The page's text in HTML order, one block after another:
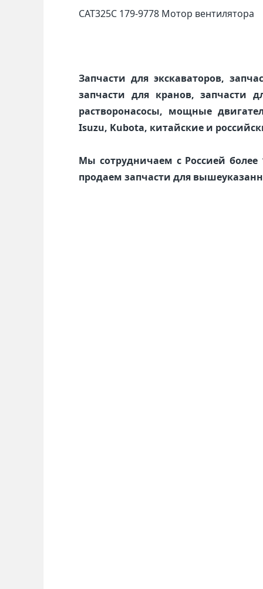
CAT325C 179-9778 Мотор вентилятора
Запчасти для экскаваторов,
запчасти для кранов, запчасти
растворонасосы, мощные
Isuzu, Kubota, китайские и
Мы сотрудничаем с Россией
продаем запчасти для